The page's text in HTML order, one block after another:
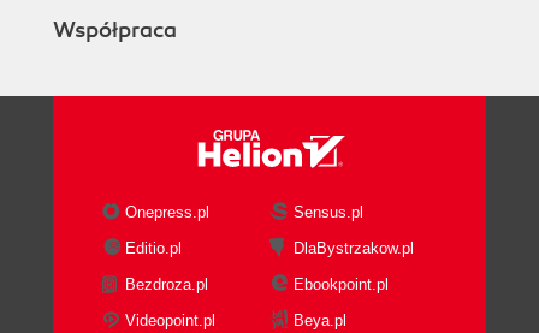
Współpraca
Onepress.pl
Sensus.pl
Editio.pl
DlaBystrzakow.pl
Bezdroza.pl
Ebookpoint.pl
Videopoint.pl
Beya.pl